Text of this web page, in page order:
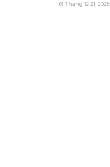
Tháng 12 21, 2025